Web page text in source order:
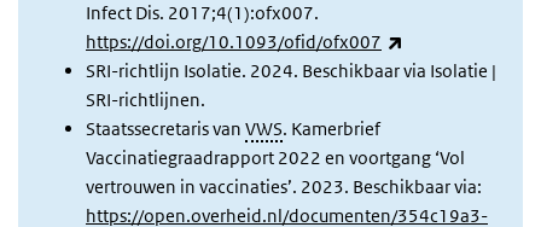
Infect Dis. 2017;4(1):ofx007.
https://doi.org/10.1093/ofid/ofx007
SRI-richtlijn Isolatie. 2024. Beschikbaar via Isolatie |
SRI-richtlijnen.
Staatssecretaris van VWS. Kamerbrief
Vaccinatiegraadrapport 2022 en voortgang ‘Vol
vertrouwen in vaccinaties’. 2023. Beschikbaar via:
https://open.overheid.nl/documenten/354c19a3-